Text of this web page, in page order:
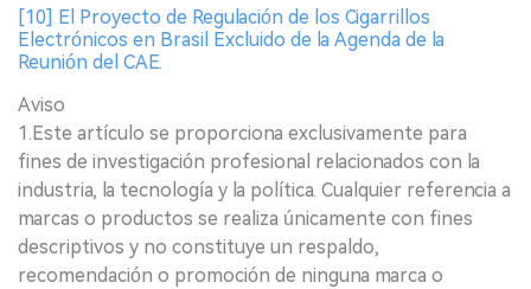
[10] El Proyecto de Regulación de los Cigarrillos
Electrónicos en Brasil Excluido de la Agenda de la
Reunión del CAE.
Aviso
1.Este artículo se proporciona exclusivamente para
fines de investigación profesional relacionados con la
industria, la tecnología y la política. Cualquier referencia a
marcas o productos se realiza únicamente con fines
descriptivos y no constituye un respaldo,
recomendación o promoción de ninguna marca o